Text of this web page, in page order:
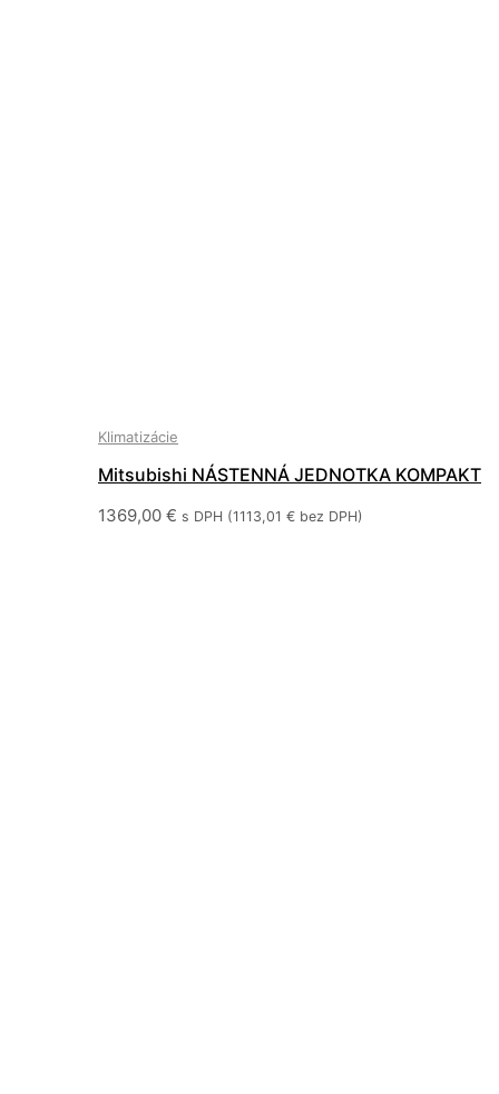
Klimatizácie
Mitsubishi NÁSTENNÁ JEDNOTKA KOMPAKT
– MSZ-AY25VGK + IR ovládač/MUZ-AY25VG
1369,00 € s DPH (1113,01 € bez DPH)